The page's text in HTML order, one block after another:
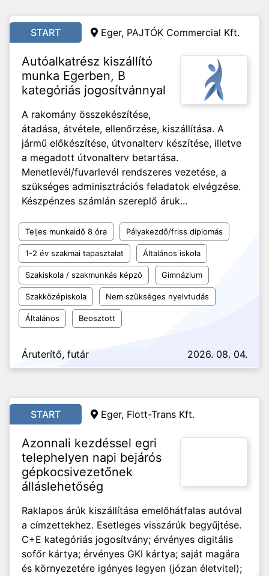
START Eger, PAJTÓK Commercial Kft.
Autóalkatrész kiszállító
munka Egerben, B
kategóriás jogosítvánnyal
A rakomány összekészítése,
átadása, átvétele, ellenőrzése, kiszállítása. A
jármű előkészítése, útvonalterv készítése, illetve
a megadott útvonalterv betartása.
Menetlevél/fuvarlevél rendszeres vezetése, a
szükséges adminisztrációs feladatok elvégzése.
Készpénzes számlán szereplő áruk...
Teljes munkaidő 8 óra Pályakezdő/friss diplomás
1-2 év szakmai tapasztalat Általános iskola
Szakiskola / szakmunkás képző Gimnázium
Szakközépiskola Nem szükséges nyelvtudás
Általános Beosztott
Áruterítő, futár 2026. 08. 04.
START Eger, Flott-Trans Kft.
Azonnali kezdéssel egri
telephelyen napi bejárós
gépkocsivezetőnek
álláslehetőség
Raklapos árúk kiszállítása emelőhátfalas autóval
a címzettekhez. Esetleges visszárúk begyűjtése.
C+E kategóriás jogosítvány; érvényes digitális
sofőr kártya; érvényes GKI kártya; saját magára
és környezetére igényes legyen (józan életvitel);